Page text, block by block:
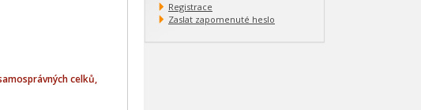
celků,
Registrace
Zaslat zapomenuté heslo